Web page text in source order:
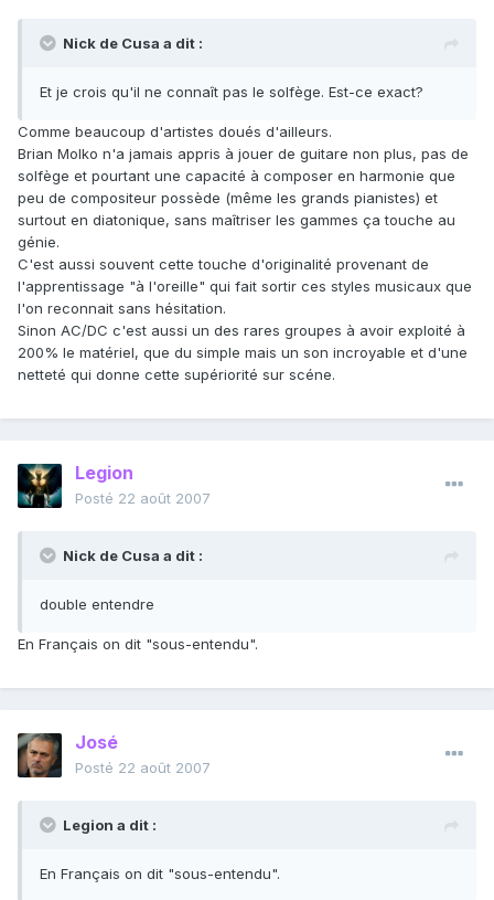
Nick de Cusa a dit :
Et je crois qu'il ne connaît pas le solfège. Est-ce exact?
Comme beaucoup d'artistes doués d'ailleurs.
Brian Molko n'a jamais appris à jouer de guitare non plus, pas de
solfège et pourtant une capacité à composer en harmonie que
peu de compositeur possède (même les grands pianistes) et
surtout en diatonique, sans maîtriser les gammes ça touche au
génie.
C'est aussi souvent cette touche d'originalité provenant de
l'apprentissage "à l'oreille" qui fait sortir ces styles musicaux que
l'on reconnait sans hésitation.
Sinon AC/DC c'est aussi un des rares groupes à avoir exploité à
200% le matériel, que du simple mais un son incroyable et d'une
netteté qui donne cette supériorité sur scéne.
Legion
Posté 22 août 2007
Nick de Cusa a dit :
double entendre
En Français on dit "sous-entendu".
José
Posté 22 août 2007
Legion a dit :
En Français on dit "sous-entendu".